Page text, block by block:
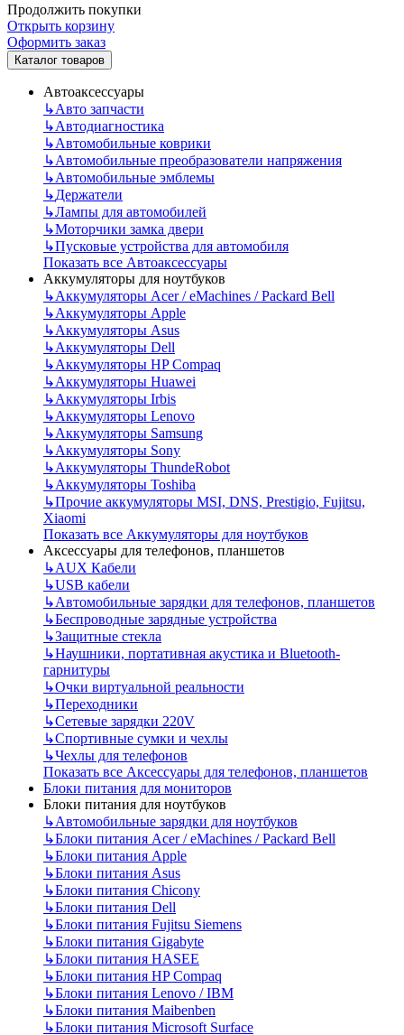
Продолжить покупки
Открыть корзину
Оформить заказ
Каталог товаров
Автоаксессуары
↳Авто запчасти
↳Автодиагностика
↳Автомобильные коврики
↳Автомобильные преобразователи напряжения
↳Автомобильные эмблемы
↳Держатели
↳Лампы для автомобилей
↳Моторчики замка двери
↳Пусковые устройства для автомобиля
Показать все Автоаксессуары
Аккумуляторы для ноутбуков
↳Аккумуляторы Acer / eMachines / Packard Bell
↳Аккумуляторы Apple
↳Аккумуляторы Asus
↳Аккумуляторы Dell
↳Аккумуляторы HP Compaq
↳Аккумуляторы Huawei
↳Аккумуляторы Irbis
↳Аккумуляторы Lenovo
↳Аккумуляторы Samsung
↳Аккумуляторы Sony
↳Аккумуляторы ThundeRobot
↳Аккумуляторы Toshiba
↳Прочие аккумуляторы MSI, DNS, Prestigio, Fujitsu,
Xiaomi
Показать все Аккумуляторы для ноутбуков
Аксессуары для телефонов, планшетов
↳AUX Кабели
↳USB кабели
↳Автомобильные зарядки для телефонов, планшетов
↳Беспроводные зарядные устройства
↳Защитные стекла
↳Наушники, портативная акустика и Bluetooth-
гарнитуры
↳Очки виртуальной реальности
↳Переходники
↳Сетевые зарядки 220V
↳Спортивные сумки и чехлы
↳Чехлы для телефонов
Показать все Аксессуары для телефонов, планшетов
Блоки питания для мониторов
Блоки питания для ноутбуков
↳Автомобильные зарядки для ноутбуков
↳Блоки питания Acer / eMachines / Packard Bell
↳Блоки питания Apple
↳Блоки питания Asus
↳Блоки питания Chicony
↳Блоки питания Dell
↳Блоки питания Fujitsu Siemens
↳Блоки питания Gigabyte
↳Блоки питания HASEE
↳Блоки питания HP Compaq
↳Блоки питания Lenovo / IBM
↳Блоки питания Maibenben
↳Блоки питания Microsoft Surface